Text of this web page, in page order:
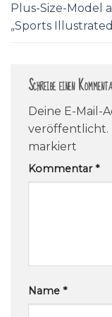
Plus-Size-Model
„Sports
Schreibe einen
Deine E-Mail-
veröffentlicht.
markiert
Kommentar*
Name *